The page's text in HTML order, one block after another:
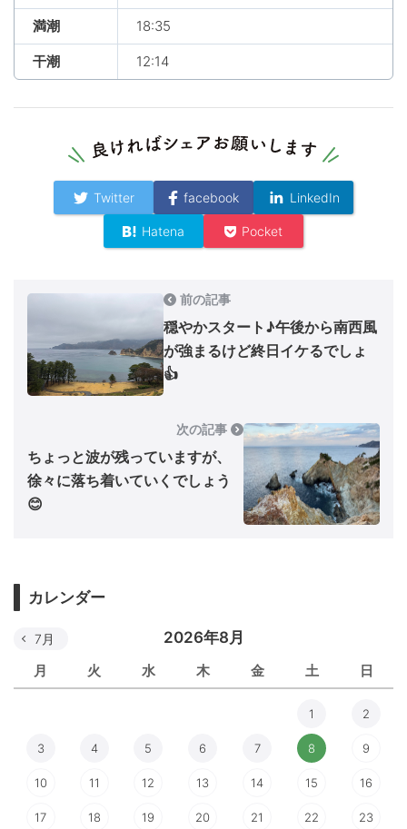
満潮 18:35
干潮 12:14
Twitter facebook LinkedIn
Hatena Pocket
前の記事
穏やかスタート♪午後から南西風
が強まるけど終日イケるでしょ
👍
次の記事
ちょっと波が残っていますが、
徐々に落ち着いていくでしょう
😊
カレンダー
2026年8月
月 火 水 木 金 土 日
7月
1 2
3 4 5 6 7 8 9
10 11 12 13 14 15 16
17 18 19 20 21 22 23